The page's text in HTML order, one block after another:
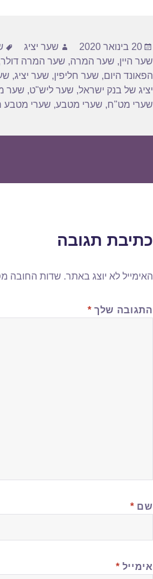
פורסם
בתאריך
20 בינואר 2020 מחבר
שער יציג
שער היין, שער המרה, שער המרה דולר
הפאונד היום, שער חליפין, שער יציג,
יציג של בנק ישראל, שער ליש"ט, שער
שערי מט"ח, שערי מטבע, שערי מטבע
כתיבת תגובה
האימייל לא יוצג באתר. שדות החובה
התגובה שלך *
שם *
אימייל *